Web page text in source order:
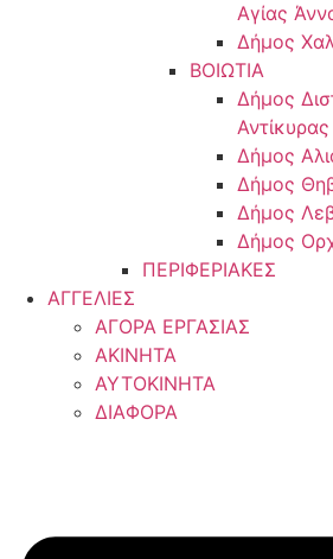
Αγίας
Δήμος
ΒΟΙΩΤΙΑ
Δήμος
Αντίκυρας
Δήμος
Δήμος
Δήμος
Δήμος
ΠΕΡΙΦΕΡΙΑΚΕΣ
ΑΓΓΕΛΙΕΣ
ΑΓΟΡΑ ΕΡΓΑΣΙΑΣ
ΑΚΙΝΗΤΑ
ΑΥΤΟΚΙΝΗΤΑ
ΔΙΑΦΟΡΑ